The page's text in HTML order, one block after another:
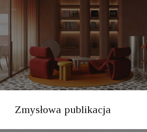
Zmysłowa publikacja